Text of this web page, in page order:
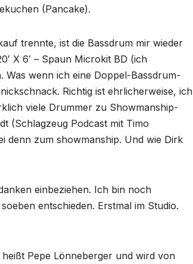
(Pancake).
trennte, ist die Bassdrum mir wieder
X 6′ – Spaun Microkit BD (ich
Was wenn ich eine Doppel-Bassdrum-
Richtig ist ehrlicherweise, ich
viele Drummer zu Showmanship-
(Schlagzeug Podcast mit Timo
denn zum showmanship. Und wie Dirk
einbeziehen. Ich bin noch
entschieden. Erstmal im Studio.
Pepe Lönneberger und wird von